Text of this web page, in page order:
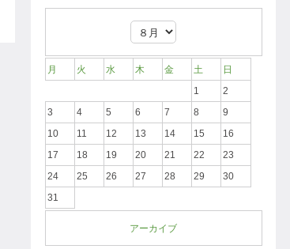
月 火 水 木 金 土
日
1
2
3
4 5 6 7 8
9
10
11 12 13 14 15
16
17
18 19 20 21 22
23
24
25 26 27 28 29
30
31
アーカイブ